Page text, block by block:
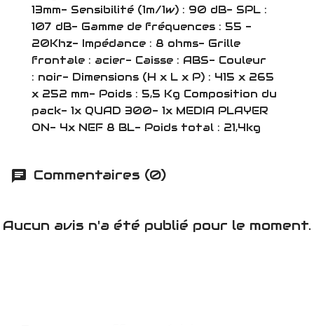
13mm- Sensibilité (1m/1w) : 90 dB- SPL :
107 dB- Gamme de fréquences : 55 -
20Khz- Impédance : 8 ohms- Grille
frontale : acier- Caisse : ABS- Couleur
: noir- Dimensions (H x L x P) : 415 x 265
x 252 mm- Poids : 5,5 Kg Composition du
pack- 1x QUAD 300- 1x MEDIA PLAYER
ON- 4x NEF 8 BL- Poids total : 21,4kg
Commentaires (0)
Aucun avis n'a été publié pour le moment.